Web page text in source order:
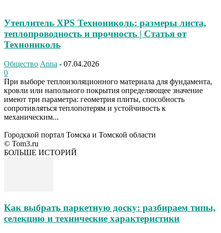
Утеплитель XPS Технониколь: размеры листа,
теплопроводность и прочность | Статья от
Технониколь
Общество Anna - 07.04.2026
0
При выборе теплоизоляционного материала для фундамента,
кровли или напольного покрытия определяющее значение
имеют три параметра: геометрия плиты, способность
сопротивляться теплопотерям и устойчивость к
механическим...
Городской портал Томска и Томской области
© Tom3.ru
БОЛЬШЕ ИСТОРИЙ
Как выбрать паркетную доску: разбираем типы,
селекцию и технические характеристики